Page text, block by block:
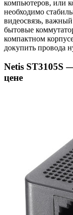
компьютеров, или
необходимо
видеосвязь,
бытовые
компактном
докупить провода
Netis ST3105S
цене